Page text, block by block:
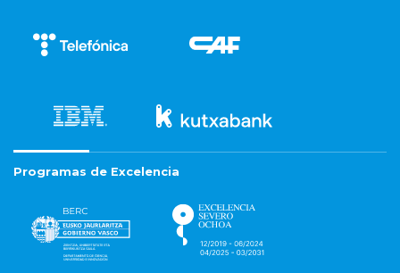
Programas de Excelencia